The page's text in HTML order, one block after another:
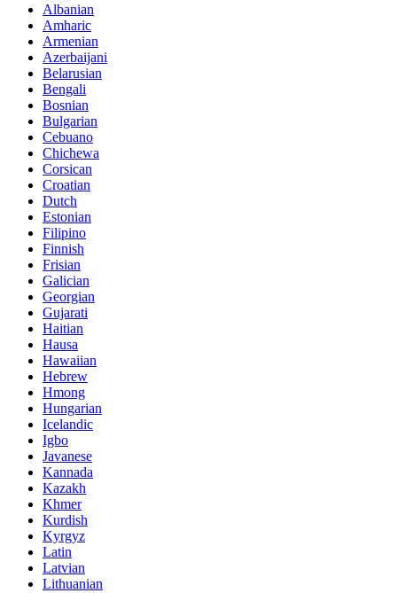
Albanian
Amharic
Armenian
Azerbaijani
Belarusian
Bengali
Bosnian
Bulgarian
Cebuano
Chichewa
Corsican
Croatian
Dutch
Estonian
Filipino
Finnish
Frisian
Galician
Georgian
Gujarati
Haitian
Hausa
Hawaiian
Hebrew
Hmong
Hungarian
Icelandic
Igbo
Javanese
Kannada
Kazakh
Khmer
Kurdish
Kyrgyz
Latin
Latvian
Lithuanian